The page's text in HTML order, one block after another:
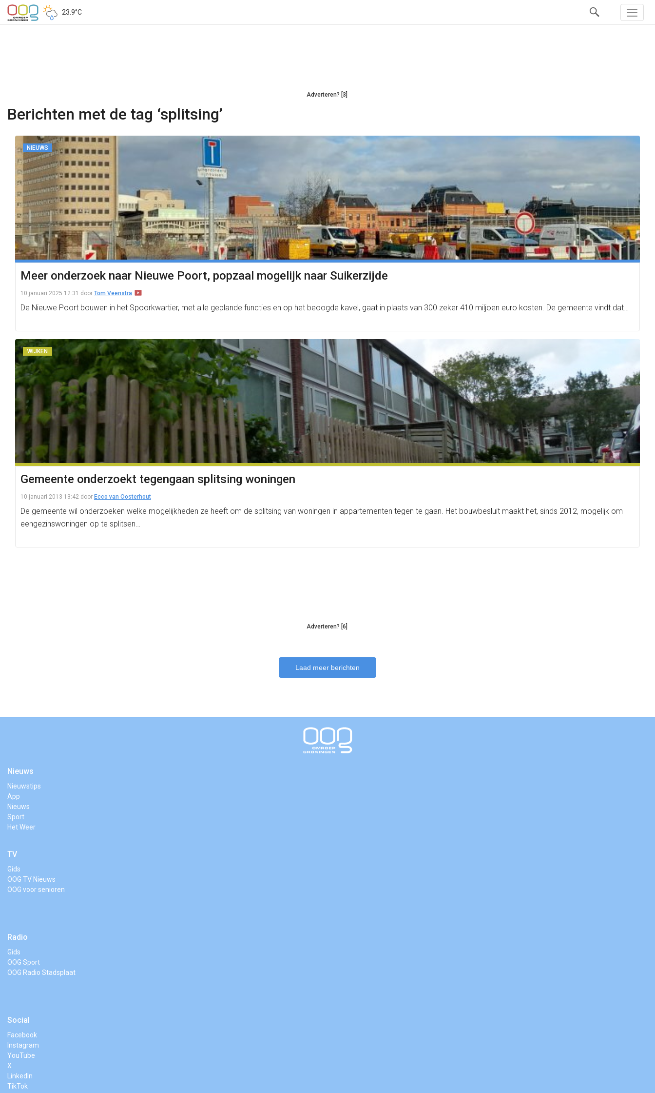
23.9°C
Adverteren? [3]
Berichten met de tag ‘splitsing’
NIEUWS
Meer onderzoek naar Nieuwe Poort, popzaal mogelijk naar Suikerzijde
10 januari 2025 12:31 door Tom Veenstra
De Nieuwe Poort bouwen in het Spoorkwartier, met alle geplande functies en op het beoogde kavel, gaat in plaats van 300 zeker 410 miljoen euro kosten. De gemeente vindt dat…
WIJKEN
Gemeente onderzoekt tegengaan splitsing woningen
10 januari 2013 13:42 door Ecco van Oosterhout
De gemeente wil onderzoeken welke mogelijkheden ze heeft om de splitsing van woningen in appartementen tegen te gaan. Het bouwbesluit maakt het, sinds 2012, mogelijk om
eengezinswoningen op te splitsen…
Adverteren? [6]
Laad meer berichten
Nieuws
Nieuwstips
App
Nieuws
Sport
Het Weer
TV
Gids
OOG TV Nieuws
OOG voor senioren
Radio
Gids
OOG Sport
OOG Radio Stadsplaat
Social
Facebook
Instagram
YouTube
X
LinkedIn
TikTok